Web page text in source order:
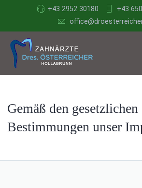
+43 2952 30180
+43
Gemäß den gesetzlichen
Bestimmungen unser